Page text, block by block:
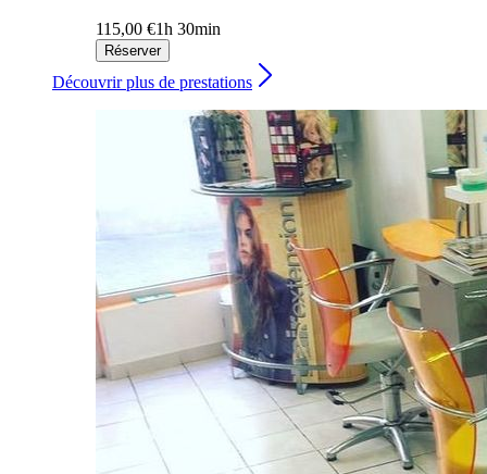
115,00 €1h 30min
Réserver
Découvrir plus de prestations